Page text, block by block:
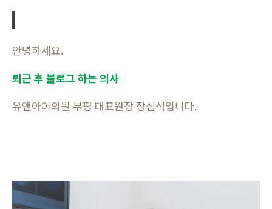
안녕하세요.
퇴근 후 블로그 하는 의사
유앤아이의원 부평 대표원장 장심석입니다.